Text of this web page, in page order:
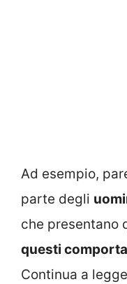
Ad esempio,
parte degli
che presentano
questi
Continua a